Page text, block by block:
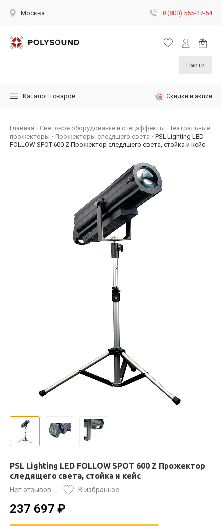
Москва 8 (800) 555-27-54
Найти
Каталог товаров Скидки и акции
Главная Световое оборудование и спецэффекты
Театральные
прожекторы
Прожекторы следящего света
PSL Lighting LED
FOLLOW SPOT 600 Z Прожектор следящего света, стойка и кейс
PSL Lighting LED FOLLOW SPOT 600 Z Прожектор
следящего света, стойка и кейс
Нет отзывов В избранное
237 697 ₽